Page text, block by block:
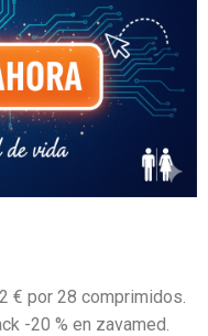
€ por 28 comprimidos.
-20 % en zavamed.